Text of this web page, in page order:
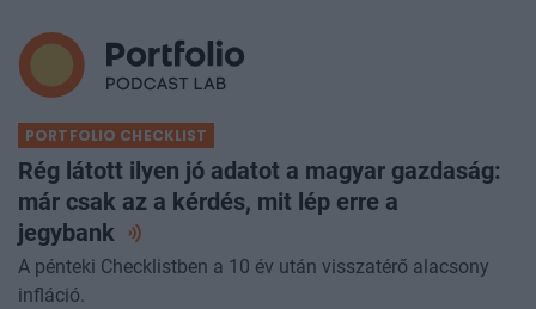
PORTFOLIO CHECKLIST
Rég látott ilyen jó adatot a magyar gazdaság:
már csak az a kérdés, mit lép erre a
jegybank
A pénteki Checklistben a 10 év után visszatérő alacsony
infláció.